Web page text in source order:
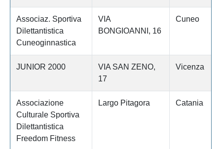
Associaz. Sportiva
Dilettantistica
Cuneoginnastica
VIA
BONGIOANNI, 16
Cuneo
JUNIOR 2000
VIA SAN ZENO,
17
Vicenza
Associazione
Culturale Sportiva
Dilettantistica
Freedom Fitness
Largo Pitagora Catania